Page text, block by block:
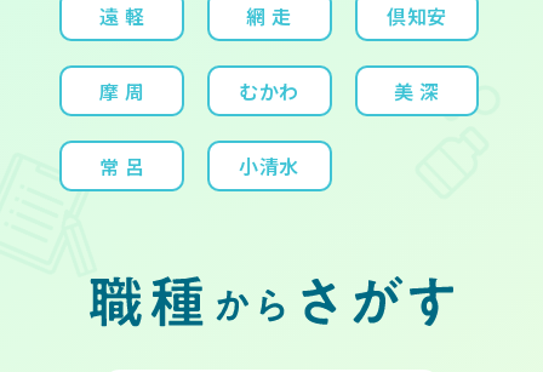
遠 軽 網 走 倶知安
摩 周 むかわ 美 深
常 呂 小清水